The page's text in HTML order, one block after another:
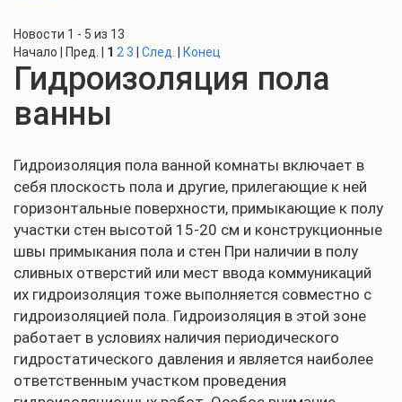
Новости 1 - 5 из 13
Начало | Пред. | 1 2 3 След. Конец
Гидроизоляция пола
ванны
Гидроизоляция пола ванной комнаты включает в
себя плоскость пола и другие, прилегающие к ней
горизонтальные поверхности, примыкающие к полу
участки стен высотой 15-20 см и конструкционные
швы примыкания пола и стен При наличии в полу
сливных отверстий или мест ввода коммуникаций
их гидроизоляция тоже выполняется совместно с
гидроизоляцией пола. Гидроизоляция в этой зоне
работает в условиях наличия периодического
гидростатического давления и является наиболее
ответственным участком проведения